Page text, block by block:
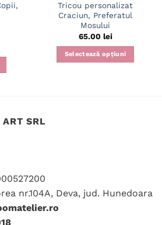
Tricou personalizat
Craciun, Preferatul
Mosului
65.00 lei
Selectează opțiuni
în
ART SRL
nr.104A, Deva, jud. Hunedoara